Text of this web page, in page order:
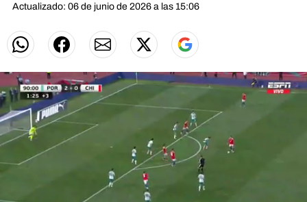
Actualizado: 06 de junio de 2026 a las 15:06